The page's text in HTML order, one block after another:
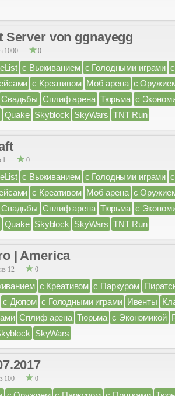
Server von ggnayegg
1000 0
с Выживанием с Голодными играми
с Креативом Моб арена с
Свадьбы Сплиф арена Тюрьма с
Quake Skyblock SkyWars TNT Run
1 0
с Выживанием с Голодными играми
с Креативом Моб арена с
Свадьбы Сплиф арена Тюрьма с
Quake Skyblock SkyWars TNT Run
| America
12 0
с Креативом с Паркуром
с Дюпом с Голодными играми Ивенты
Сплиф арена Тюрьма с Экономикой
SkyWars
100 0